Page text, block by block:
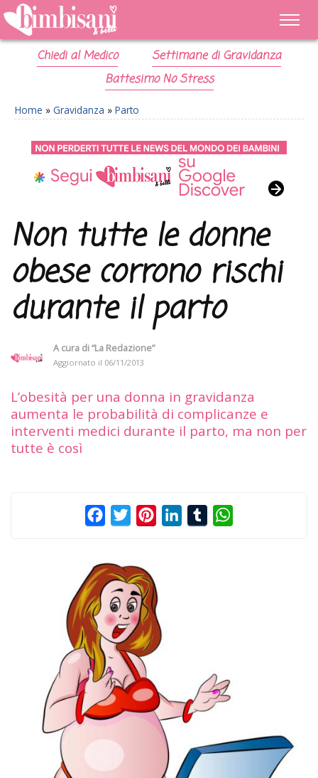
Chiedi al Medico
Settimane di Gravidanza
Battesimo No Stress
Home » Gravidanza » Parto
Non tutte le donne
obese corrono rischi
durante il parto
A cura di“La Redazione”
Aggiornato il 06/11/2013
L’obesità per una donna in gravidanza
aumenta le probabilità di complicanze e
interventi medici durante il parto, ma non per
tutte è così
FacebookTwitterPinterestLinkedInTumblr